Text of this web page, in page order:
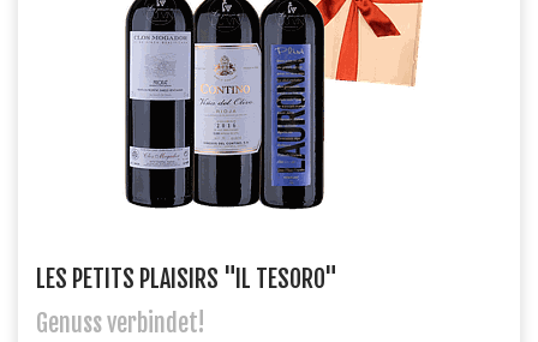
LES PETITS PLAISIRS "IL TESORO"
Genuss verbindet!